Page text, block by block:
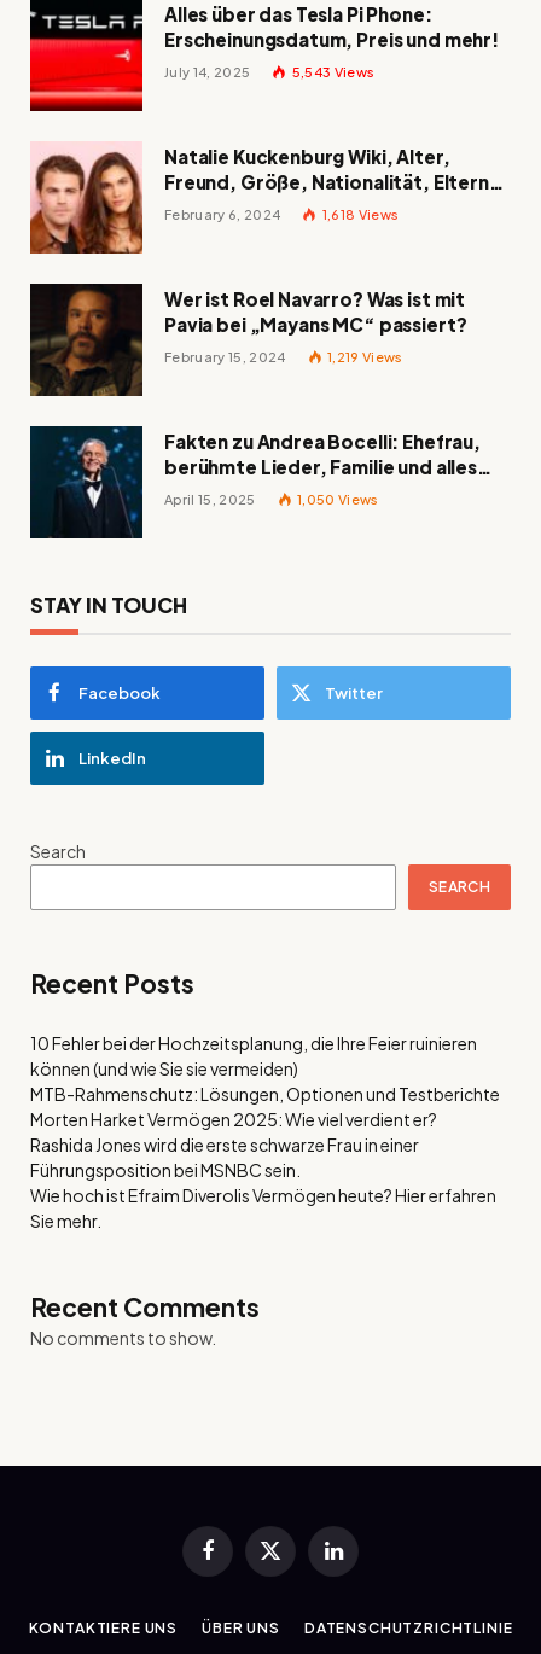
Alles über das Tesla Pi Phone:
Erscheinungsdatum, Preis und mehr!
July 14, 2025 5,543 Views
Natalie Kuckenburg Wiki, Alter,
Freund, Größe, Nationalität, Eltern
und mehr
February 6, 2024 1,618 Views
Wer ist Roel Navarro? Was ist mit
Pavia bei „Mayans MC“ passiert?
February 15, 2024 1,219 Views
Fakten zu Andrea Bocelli: Ehefrau,
berühmte Lieder, Familie und alles
Wissenswerte über den italienischen
April 15, 2025 1,050 Views
STAY IN TOUCH
Facebook Twitter
LinkedIn
Search
SEARCH
Recent Posts
10 Fehler bei der Hochzeitsplanung, die Ihre Feier ruinieren
können (und wie Sie sie vermeiden)
MTB-Rahmenschutz: Lösungen, Optionen und Testberichte
Morten Harket Vermögen 2025: Wie viel verdient er?
Rashida Jones wird die erste schwarze Frau in einer
Führungsposition bei MSNBC sein.
Wie hoch ist Efraim Diverolis Vermögen heute? Hier erfahren
Sie mehr.
Recent Comments
No comments to show.
Facebook
X
LinkedIn
KONTAKTIERE UNS ÜBER UNS DATENSCHUTZRICHTLINIE